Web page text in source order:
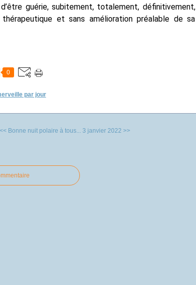
guérie, subitement, totalement, définitivement,
thérapeutique et sans amélioration préalable de sa
0
par jour
<< Bonne nuit polaire à tous... 3 janvier 2022 >>